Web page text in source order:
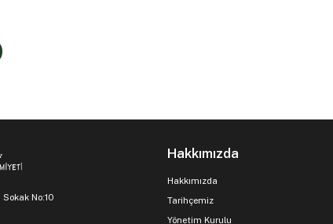
No:10
Hakkımızda
Hakkımızda
Tarihçemiz
Yönetim Kurulu